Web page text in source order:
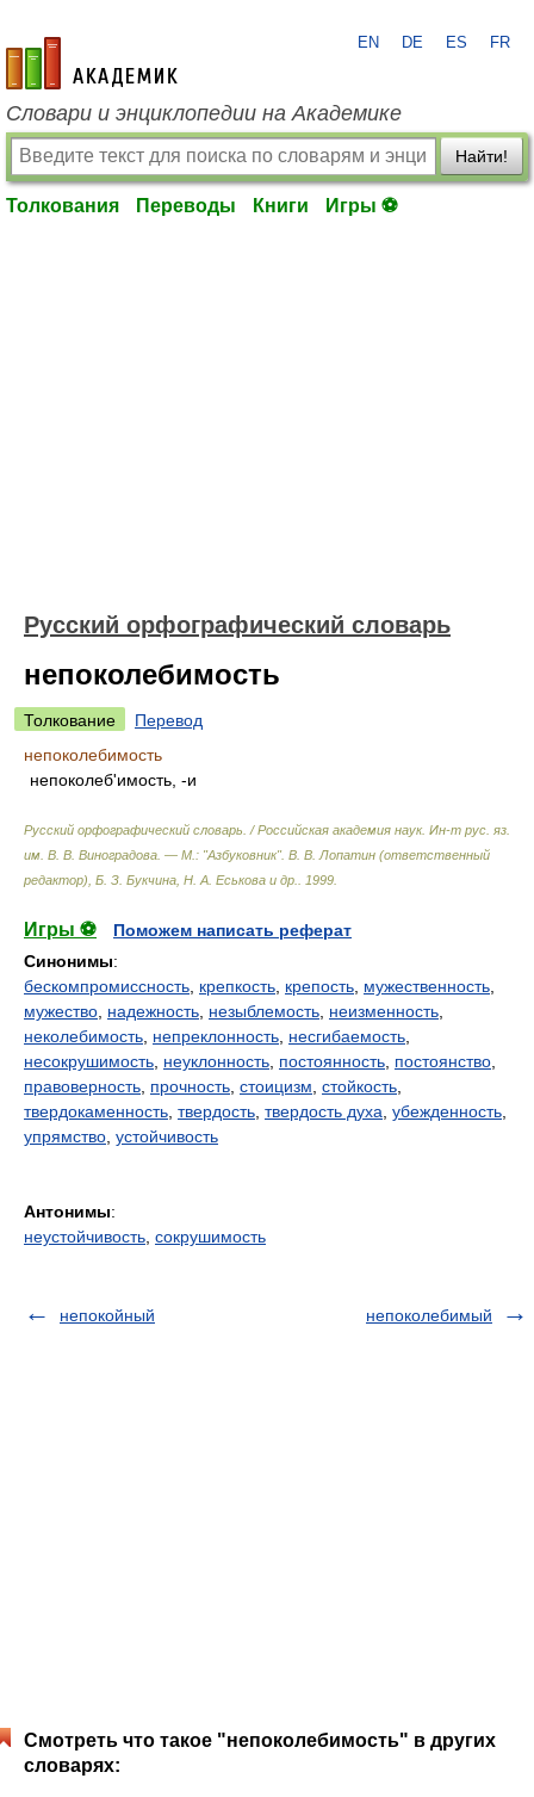
academic.ru
EN DE ES FR
Словари и энциклопедии на Академике
Найти!
Толкования Переводы Книги Игры ⚽
Русский орфографический словарь
непоколебимость
Толкование
Перевод
непоколебимость
непоколеб'имость, -и
Русский орфографический словарь. / Российская академия наук. Ин-т рус. яз.
им. В. В. Виноградова. — М.: "Азбуковник". В. В. Лопатин (ответственный
редактор), Б. З. Букчина, Н. А. Еськова и др.
1999
Игры ⚽
Поможем написать реферат
Синонимы:
бескомпромиссность крепкость крепость мужественность
мужество надежность незыблемость неизменность
неколебимость непреклонность несгибаемость
несокрушимость неуклонность постоянность постоянство
правоверность прочность стоицизм стойкость
твердокаменность твердость твердость духа убежденность
упрямство устойчивость
Антонимы:
неустойчивость сокрушимость
непокойный непоколебимый
Смотреть что такое "непоколебимость" в других
словарях: